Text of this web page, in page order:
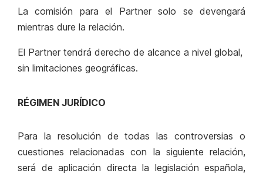
La comisión para el Partner solo se devengará
mientras dure la relación.
El Partner tendrá derecho de alcance a nivel global,
sin limitaciones geográficas.
RÉGIMEN JURÍDICO
Para la resolución de todas las controversias o
cuestiones relacionadas con la siguiente relación,
será de aplicación directa la legislación española,